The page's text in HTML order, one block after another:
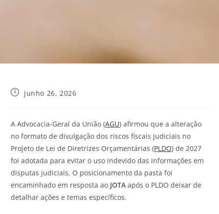
junho 26, 2026
A Advocacia-Geral da União (AGU) afirmou que a alteração
no formato de divulgação dos riscos fiscais judiciais no
Projeto de Lei de Diretrizes Orçamentárias (PLDO) de 2027
foi adotada para evitar o uso indevido das informações em
disputas judiciais. O posicionamento da pasta foi
encaminhado em resposta ao JOTA após o PLDO deixar de
detalhar ações e temas específicos.